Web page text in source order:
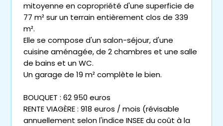
mitoyenne en copropriété d'une superficie de
77 m² sur un terrain entièrement clos de 339
m².
Elle se compose d'un salon-séjour, d'une
cuisine aménagée, de 2 chambres et une salle
de bains et un WC.
Un garage de 19 m² complète le bien.
BOUQUET : 62 950 euros
RENTE VIAGÈRE : 918 euros / mois (révisable
annuellement selon l'indice INSEE du coût à la